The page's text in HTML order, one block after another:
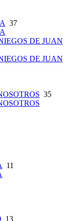
37
DE JUAN
DE JUAN
35
11
13